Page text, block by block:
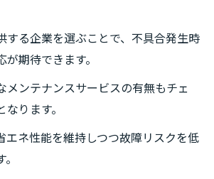
する企業を選ぶことで、不具合発生時
が期待できます。
メンテナンスサービスの有無もチェ
ります。
エネ性能を維持しつつ故障リスクを低